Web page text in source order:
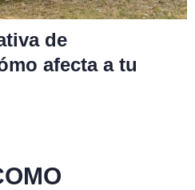
de
afecta a tu